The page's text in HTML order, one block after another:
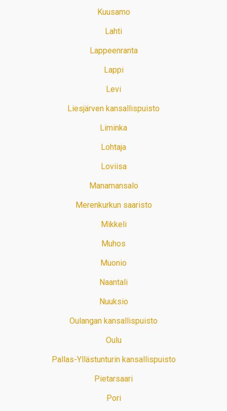
Kuusamo
Lahti
Lappeenranta
Lappi
Levi
Liesjärven kansallispuisto
Liminka
Lohtaja
Loviisa
Manamansalo
Merenkurkun saaristo
Mikkeli
Muhos
Muonio
Naantali
Nuuksio
Oulangan kansallispuisto
Oulu
Pallas-Yllästunturin kansallispuisto
Pietarsaari
Pori